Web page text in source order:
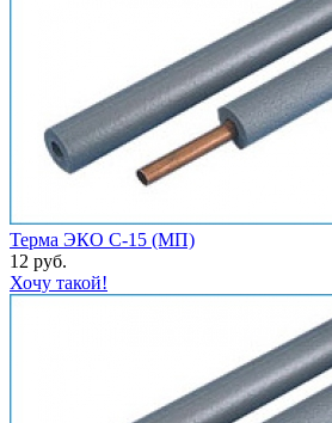
Терма ЭКО С-15 (МП)
12 руб.
Хочу такой!